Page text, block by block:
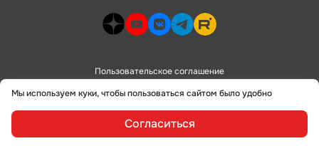
Мы используем куки, чтобы пользоваться сайтом было удобно
Согласиться
dzen>youtube>
vk> telegram>rutube>
Пользовательское соглашение
Политика конфиденциальности
сделано в alente